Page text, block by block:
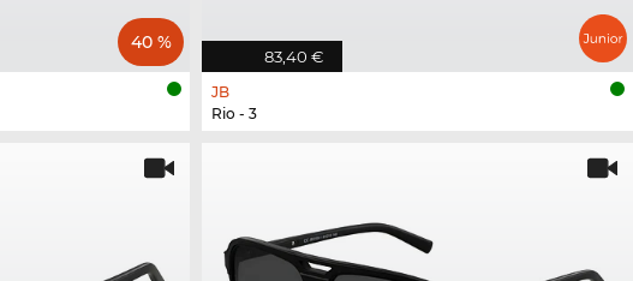
40 %
83,40 €
JB
Rio - 3